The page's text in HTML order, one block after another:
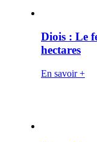
Diois : Le
hectares
En savoir +